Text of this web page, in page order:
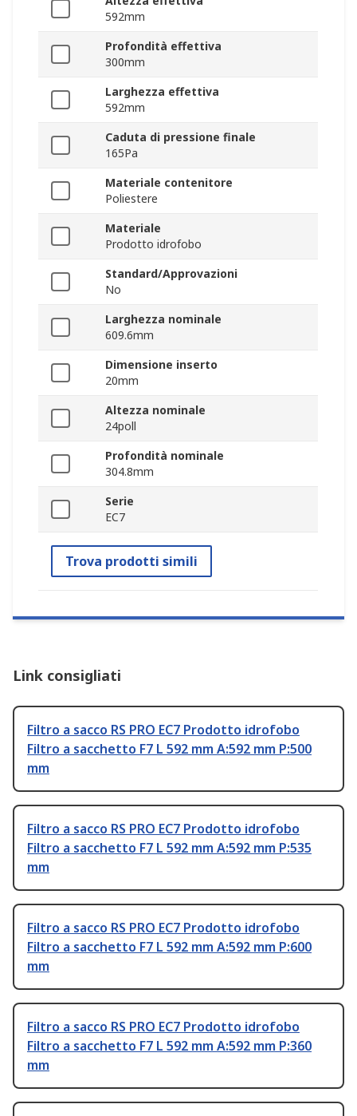
592mm
Profondità effettiva
300mm
Larghezza effettiva
592mm
Caduta di pressione finale
165Pa
Materiale contenitore
Poliestere
Materiale
Prodotto idrofobo
Standard/Approvazioni
No
Larghezza nominale
609.6mm
Dimensione inserto
20mm
Altezza nominale
24poll
Profondità nominale
304.8mm
Serie
EC7
Trova prodotti simili
Link consigliati
Filtro a sacco RS PRO EC7 Prodotto idrofobo
Filtro a sacchetto F7 L 592 mm A:592 mm P:500
mm
Filtro a sacco RS PRO EC7 Prodotto idrofobo
Filtro a sacchetto F7 L 592 mm A:592 mm P:535
mm
Filtro a sacco RS PRO EC7 Prodotto idrofobo
Filtro a sacchetto F7 L 592 mm A:592 mm P:600
mm
Filtro a sacco RS PRO EC7 Prodotto idrofobo
Filtro a sacchetto F7 L 592 mm A:592 mm P:360
mm